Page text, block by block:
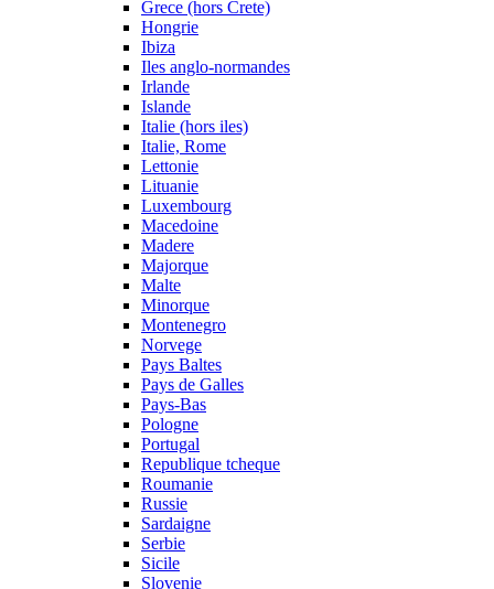
Grece (hors Crete)
Hongrie
Ibiza
Iles anglo-normandes
Irlande
Islande
Italie (hors iles)
Italie, Rome
Lettonie
Lituanie
Luxembourg
Macedoine
Madere
Majorque
Malte
Minorque
Montenegro
Norvege
Pays Baltes
Pays de Galles
Pays-Bas
Pologne
Portugal
Republique tcheque
Roumanie
Russie
Sardaigne
Serbie
Sicile
Slovenie